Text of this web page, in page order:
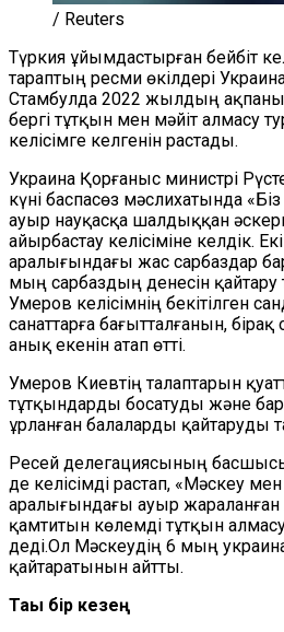
/ Reuters
Түркия ұйымдастырған бейбіт
тараптың ресми өкілдері
Стамбулда 2022 жылдың
бергі тұтқын мен мәйіт алмасу
келісімге келгенін растады.
Украина Қорғаныс министрі
күні баспасөз мәслихатында
ауыр науқасқа шалдыққан
айырбастау келісіміне келдік.
аралығындағы жас сарбаздар
мың сарбаздың денесін қайтару
Умеров келісімнің бекітілген
санаттарға бағытталғанын,
анық екенін атап өтті.
Умеров Киевтің талаптарын
тұтқындарды босатуды және
ұрланған балаларды қайтаруды
Ресей делегациясының
де келісімді растап, «Мәскеу
аралығындағы ауыр
қамтитын көлемді тұтқын алмасу
деді.Ол Мәскеудің 6 мың
қайтаратынын айтты.
Тағы бір кезең